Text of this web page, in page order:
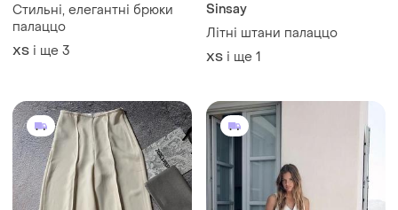
Стильні, елегантні брюки
палаццо
ХS і ще 3
Sinsay
Літні штани палаццо
ХS і ще 1